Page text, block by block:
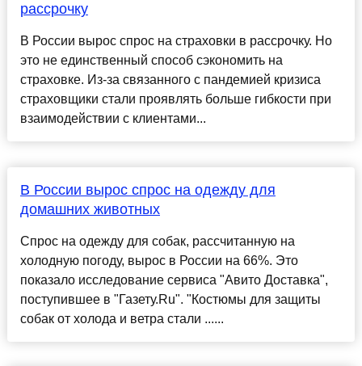
рассрочку
В России вырос спрос на страховки в рассрочку. Но
это не единственный способ сэкономить на
страховке. Из-за связанного с пандемией кризиса
страховщики стали проявлять больше гибкости при
взаимодействии с клиентами...
В России вырос спрос на одежду для
домашних животных
Спрос на одежду для собак, рассчитанную на
холодную погоду, вырос в России на 66%. Это
показало исследование сервиса "Авито Доставка",
поступившее в "Газету.Ru". "Костюмы для защиты
собак от холода и ветра стали ......